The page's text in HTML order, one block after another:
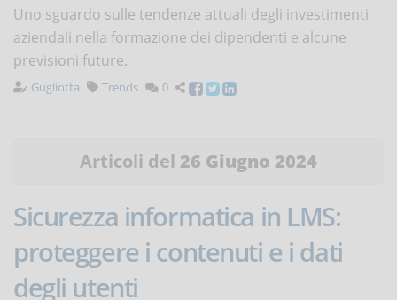
Uno sguardo sulle tendenze attuali degli investimenti
aziendali nella formazione dei dipendenti e alcune
previsioni future.
Gugliotta Trends 0
Articoli del 26 Giugno 2024
Sicurezza informatica in LMS:
proteggere i contenuti e i dati
degli utenti